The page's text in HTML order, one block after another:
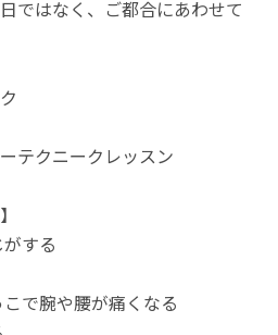
ではなく、ご都合にあわせて
テクニークレッスン
する
で腕や腰が痛くなる